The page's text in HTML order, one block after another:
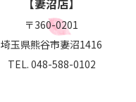
〒360-0201
埼玉県熊谷市妻沼1416
TEL. 048-588-0102